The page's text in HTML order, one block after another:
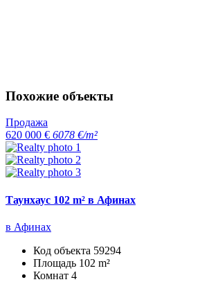
Похожие объекты
Продажа
620 000 € 6078 €/m²
Таунхаус 102 m² в Афинах
в Афинах
Код объекта 59294
Площадь 102 m²
Комнат 4